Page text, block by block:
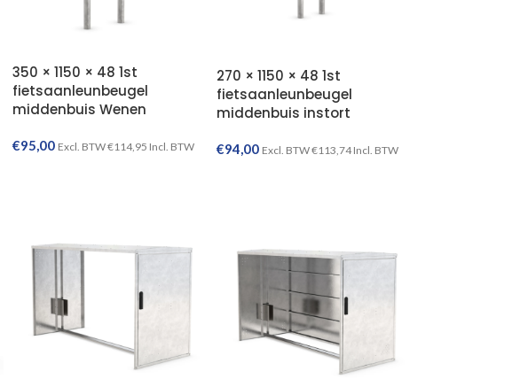
350 × 1150 × 48 1st
fietsaanleunbeugel
middenbuis Wenen
€95,00 Excl. BTW€114,95 Incl. BTW
270 × 1150 × 48 1st
fietsaanleunbeugel
middenbuis instort
€94,00 Excl. BTW€113,74Incl. BTW